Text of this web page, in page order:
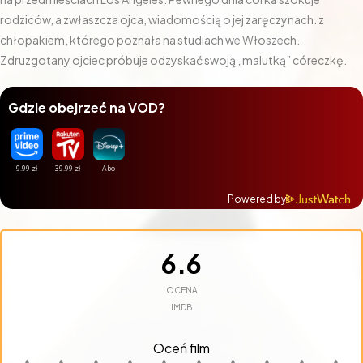
rodziców, a zwłaszcza ojca, wiadomością o jej zaręczynach. z
chłopakiem, którego poznała na studiach we Włoszech.
Zdruzgotany ojciec próbuje odzyskać swoją „malutką” córeczkę.
Gdzie obejrzeć na VOD?
Powered by
6.6
OCENA
IMDB
Oceń film